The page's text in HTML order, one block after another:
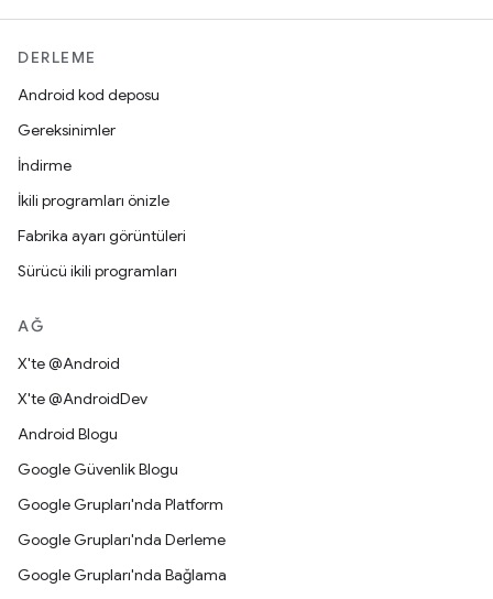
DERLEME
Android kod deposu
Gereksinimler
İndirme
İkili programları önizle
Fabrika ayarı görüntüleri
Sürücü ikili programları
AĞ
X'te @Android
X'te @AndroidDev
Android Blogu
Google Güvenlik Blogu
Google Grupları'nda Platform
Google Grupları'nda Derleme
Google Grupları'nda Bağlama